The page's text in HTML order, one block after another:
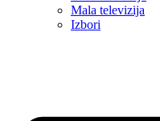
Mala televizija
Izbori